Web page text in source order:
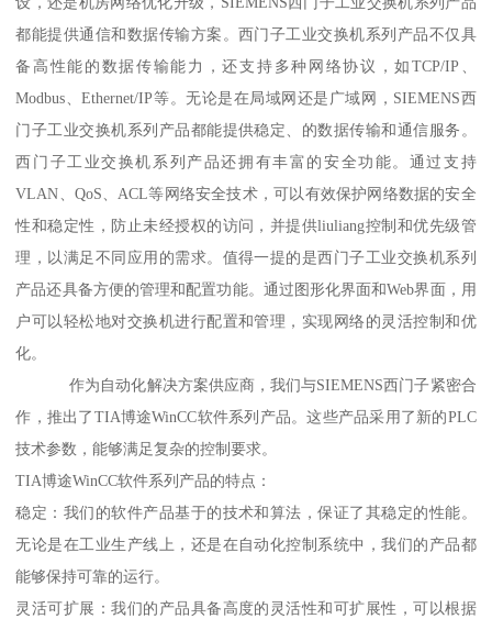
都能提供通信和数据传输方案。西门子工业交换机系列产品不仅具
备高性能的数据传输能力，还支持多种网络协议，如TCP/IP、
Modbus、Ethernet/IP等。无论是在局域网还是广域网，SIEMENS西
门子工业交换机系列产品都能提供稳定、的数据传输和通信服务。
西门子工业交换机系列产品还拥有丰富的安全功能。通过支持
VLAN、QoS、ACL等网络安全技术，可以有效保护网络数据的安全
性和稳定性，防止未经授权的访问，并提供liuliang控制和优先级管
理，以满足不同应用的需求。值得一提的是西门子工业交换机系列
产品还具备方便的管理和配置功能。通过图形化界面和Web界面，用
户可以轻松地对交换机进行配置和管理，实现网络的灵活控制和优
化。
作为自动化解决方案供应商，我们与SIEMENS西门子紧密合
作，推出了TIA博途WinCC软件系列产品。这些产品采用了新的PLC
技术参数，能够满足复杂的控制要求。
TIA博途WinCC软件系列产品的特点：
稳定：我们的软件产品基于的技术和算法，保证了其稳定的性能。
无论是在工业生产线上，还是在自动化控制系统中，我们的产品都
能够保持可靠的运行。
灵活可扩展：我们的产品具备高度的灵活性和可扩展性，可以根据